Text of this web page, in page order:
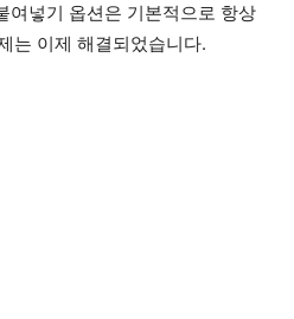
여넣기 옵션은 기본적으로 항상
는 이제 해결되었습니다.